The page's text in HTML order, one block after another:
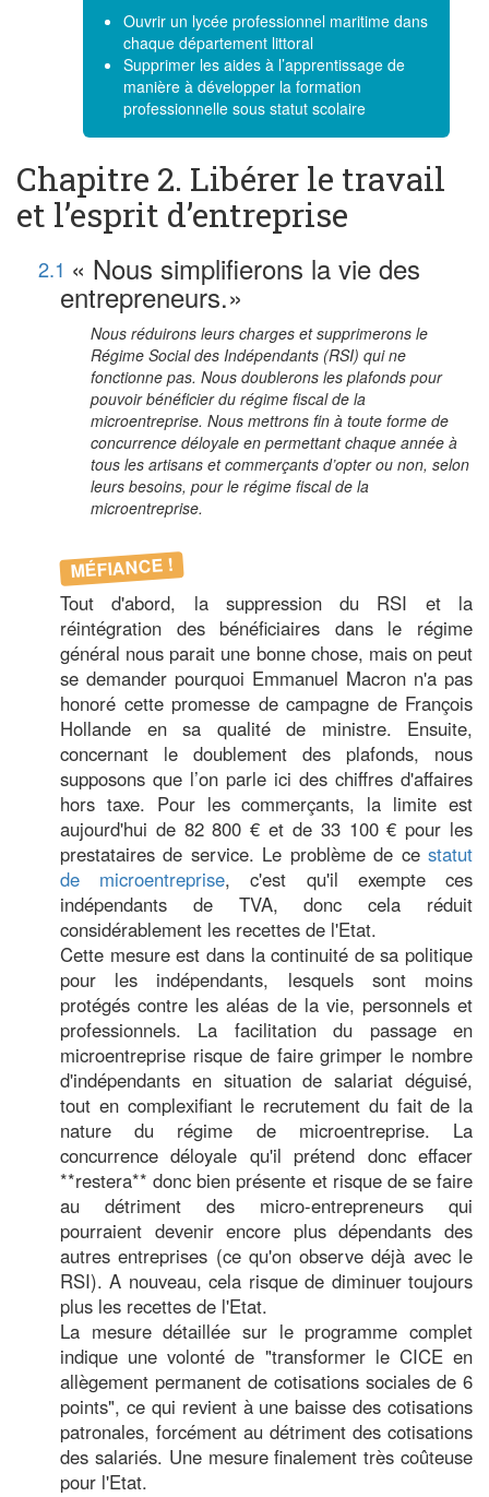
Ouvrir un lycée professionnel maritime dans
chaque département littoral
Supprimer les aides à l’apprentissage de
manière à développer la formation
professionnelle sous statut scolaire
Chapitre 2. Libérer le travail
et l’esprit d’entreprise
2.1 « Nous simplifierons la vie des
entrepreneurs.»
Nous réduirons leurs charges et supprimerons le
Régime Social des Indépendants (RSI) qui ne
fonctionne pas. Nous doublerons les plafonds pour
pouvoir bénéficier du régime fiscal de la
microentreprise. Nous mettrons fin à toute forme de
concurrence déloyale en permettant chaque année à
tous les artisans et commerçants d’opter ou non, selon
leurs besoins, pour le régime fiscal de la
microentreprise.
MÉFIANCE !
Tout d'abord, la suppression du RSI et la
réintégration des bénéficiaires dans le régime
général nous parait une bonne chose, mais on peut
se demander pourquoi Emmanuel Macron n'a pas
honoré cette promesse de campagne de François
Hollande en sa qualité de ministre. Ensuite,
concernant le doublement des plafonds, nous
supposons que l’on parle ici des chiffres d'affaires
hors taxe. Pour les commerçants, la limite est
aujourd'hui de 82 800 € et de 33 100 € pour les
prestataires de service. Le problème de ce statut
de microentreprise, c'est qu'il exempte ces
indépendants de TVA, donc cela réduit
considérablement les recettes de l'Etat.
Cette mesure est dans la continuité de sa politique
pour les indépendants, lesquels sont moins
protégés contre les aléas de la vie, personnels et
professionnels. La facilitation du passage en
microentreprise risque de faire grimper le nombre
d'indépendants en situation de salariat déguisé,
tout en complexifiant le recrutement du fait de la
nature du régime de microentreprise. La
concurrence déloyale qu'il prétend donc effacer
**restera** donc bien présente et risque de se faire
au détriment des micro-entrepreneurs qui
pourraient devenir encore plus dépendants des
autres entreprises (ce qu'on observe déjà avec le
RSI). A nouveau, cela risque de diminuer toujours
plus les recettes de l'Etat.
La mesure détaillée sur le programme complet
indique une volonté de "transformer le CICE en
allègement permanent de cotisations sociales de 6
points", ce qui revient à une baisse des cotisations
patronales, forcément au détriment des cotisations
des salariés. Une mesure finalement très coûteuse
pour l'Etat.